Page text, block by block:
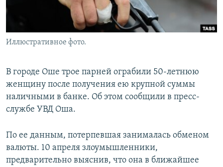
Иллюстративное фото.
В городе Оше трое парней ограбили 50-летнюю
женщину после получения ею крупной суммы
наличными в банке. Об этом сообщили в пресс-
службе УВД Оша.
По ее данным, потерпевшая занималась обменом
валюты. 10 апреля злоумышленники,
предварительно выяснив, что она в ближайшее